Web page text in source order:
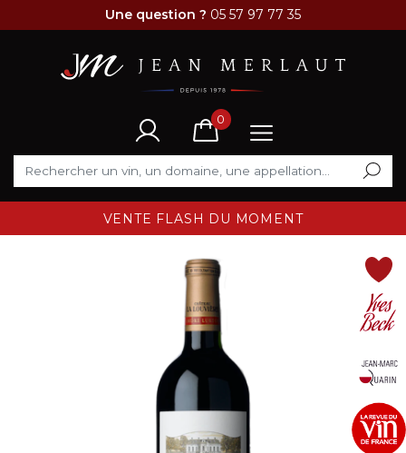
Une question ? 05 57 97 77 35
0
VENTE FLASH DU MOMENT